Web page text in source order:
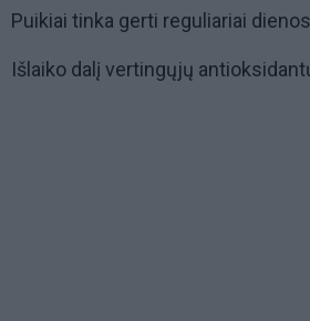
Puikiai tinka gerti reguliariai
Išlaiko dalį vertingųjų